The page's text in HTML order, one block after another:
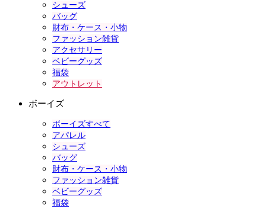
シューズ
バッグ
財布・ケース・小物
ファッション雑貨
アクセサリー
ベビーグッズ
福袋
アウトレット
ボーイズ
ボーイズすべて
アパレル
シューズ
バッグ
財布・ケース・小物
ファッション雑貨
ベビーグッズ
福袋